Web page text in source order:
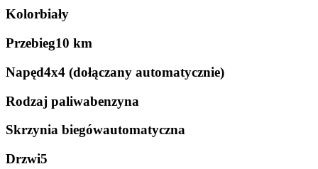
Kolorbiały
Przebieg10 km
Napęd4x4 (dołączany automatycznie)
Rodzaj paliwabenzyna
Skrzynia biegówautomatyczna
Drzwi5